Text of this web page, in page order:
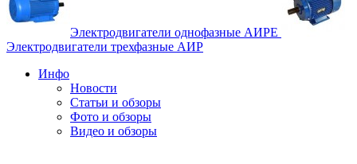
Электродвигатели однофазные АИРЕ
Электродвигатели трехфазные АИР
Инфо
Новости
Статьи и обзоры
Фото и обзоры
Видео и обзоры